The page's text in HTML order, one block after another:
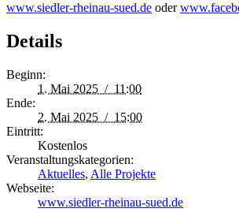
www.siedler-rheinau-sued.de oder
Details
Beginn:
1. Mai 2025 / 11:00
Ende:
2. Mai 2025 / 15:00
Eintritt:
Kostenlos
Veranstaltungskategorien:
Aktuelles, Alle Projekte
Webseite:
www.siedler-rheinau-sued.de